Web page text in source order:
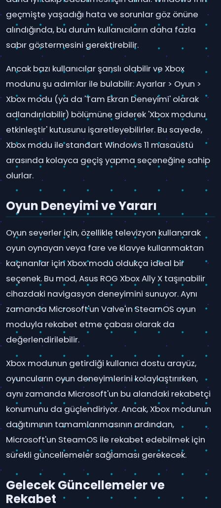
geçmişte yaşadığı hata ve sorunlar göz önüne
alındığında, bu durum kullanıcıların daha fazla
sabır göstermesini gerektirebilir.
Ancak bazı kullanıcılar şanslı olabilir ve Xbox
modunu şu adımlar ile bulabilir: Ayarlar > Oyun >
Xbox modu (ya da 'Tam Ekran Deneyimi' olarak
adlandırılabilir) bölümüne giderek 'Xbox modunu
etkinleştir' kutusunu işaretleyebilirler. Bu sayede,
Xbox modu ile standart Windows 11 masaüstü
arasında kolayca geçiş yapma seçeneğine sahip
olurlar.
Oyun Deneyimi ve Yararı
Oyun severler için, özellikle televizyon kullanarak
oyun oynayan veya fare ve klavye kullanmaktan
kaçınanlar için Xbox modu oldukça ideal bir
seçenek. Bu mod, Asus ROG Xbox Ally X taşınabilir
cihazdaki navigasyon deneyimini sunuyor. Aynı
zamanda Microsoft'un Valve'ın SteamOS oyun
moduyla rekabet etme çabası olarak da
değerlendirilebilir.
Xbox modunun getirdiği kullanıcı dostu arayüz,
oyuncuların oyun deneyimlerini kolaylaştırırken,
aynı zamanda Microsoft'un bu alandaki rekabetçi
konumunu da güçlendiriyor. Ancak, Xbox modunun
dağıtımının tamamlanmasının ardından,
Microsoft'un SteamOS ile rekabet edebilmek için
sürekli güncellemeler sağlaması gerekecek.
Gelecek Güncellemeler ve
Rekabet